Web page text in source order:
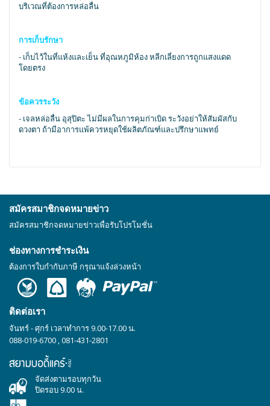
บริเวณที่ต้องการหล่อลื่น
การเก็บรักษา
- เก็บไว้ในที่แห้งและเย็น ที่อุณหภูมิห้อง หลีกเลี่ยงการถูกแสงแดด
โดยตรง
ข้อควรระวัง
- เจลหล่อลื่น อุสุปิตะ ไม่มีผลในการคุมก่าเบิด ระวังอย่าให้สัมผัสกับ
ดวงตา ถ้ามีอาการแพ้ควรหยุดใช้ผลิตภัณฑ์และปรึกษาแพทย์
สมัครสมาชิกจดหมายข่าว
สมัครสมาชิกจดหมายข่าวเพื่อรับโปรโมชั่น
ช่องทางการชำระเงิน
ต้องการใบกำกับภาษี กรุณาแจ้งล่วงหน้า
ติดต่อเรา
จันทร์ - ศุกร์ เวลาทำการ 9.00-17.00 น.
088-019-6700 ,081-431-2801
จัดส่งตามรอบทุกวัน
ปิดรอบ 9.00 น.